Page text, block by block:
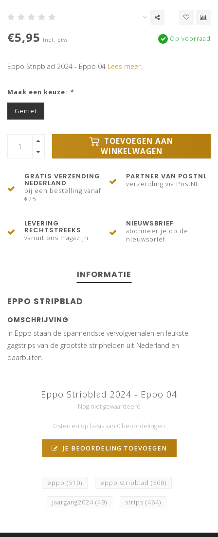
€5,95 Incl. btw Op voorraad
Eppo Stripblad 2024 - Eppo 04 Lees meer..
Maak een keuze: *
Geniet
TOEVOEGEN AAN
WINKELWAGEN
GRATIS VERZENDING
NEDERLAND
bij een bestelling vanaf
€25
PARTNER VAN POSTNL
verzending via PostNL
LEVERING
RECHTSTREEKS
vanuit ons magazijn
NIEUWSBRIEF
abonneer je op de
nieuwsbrief
INFORMATIE
EPPO STRIPBLAD
OMSCHRIJVING
In Eppo staan de spannendste vervolgverhalen en leukste
gagstrips van de grootste striphelden uit Nederland en
daarbuiten.
Eppo Stripblad 2024 - Eppo 04
Nog niet gewaardeerd
0 sterren op basis van 0 beoordelingen
JE BEOORDELING TOEVOEGEN
eppo (510) eppo stripblad (508)
jaargang2024 (49) strips (464)